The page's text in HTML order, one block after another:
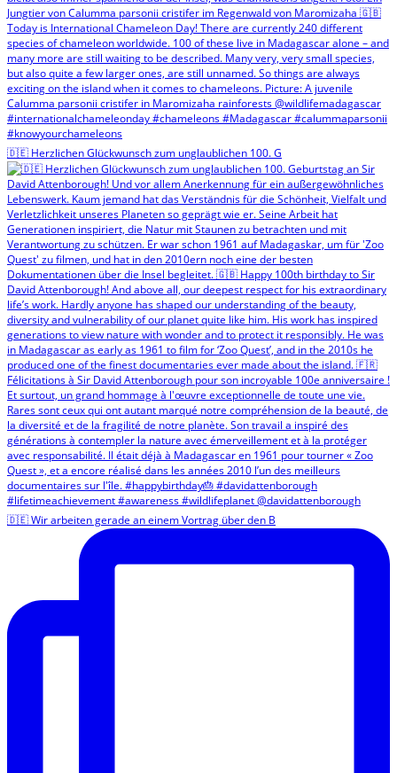
🇩🇪 Herzlichen Glückwunsch zum unglaublichen 100. G
🇩🇪 Wir arbeiten gerade an einem Vortrag über den B